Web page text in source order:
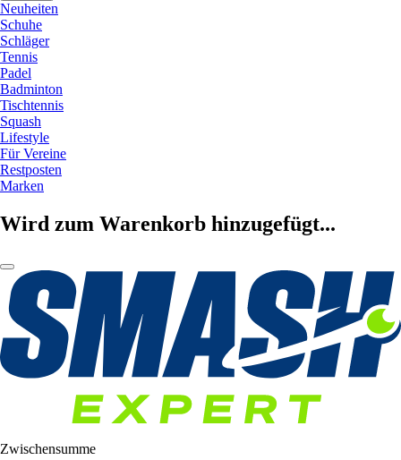
Neuheiten
Schuhe
Schläger
Tennis
Padel
Badminton
Tischtennis
Squash
Lifestyle
Für Vereine
Restposten
Marken
Wird zum Warenkorb hinzugefügt...
Zwischensumme